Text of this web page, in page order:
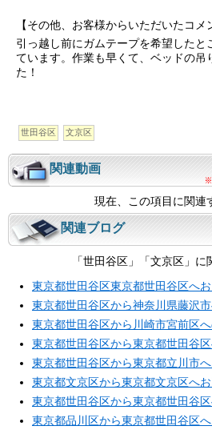
【その他、お客様からいただいたコメ
引っ越し前にガムテープを希望した
ています。作業も早くて、ベッドの
た！
世田谷区 文京区
関連動画
現在、この項目に関連
関連ブログ
「世田谷区」「文京区」に
東京都世田谷区東京都世田谷区へ
東京都世田谷区から神奈川県藤沢
東京都世田谷区から川崎市宮前区
東京都世田谷区から東京都世田谷
東京都世田谷区から東京都立川市
東京都文京区から東京都文京区へ
東京都世田谷区から東京都世田谷
東京都品川区から東京都世田谷区